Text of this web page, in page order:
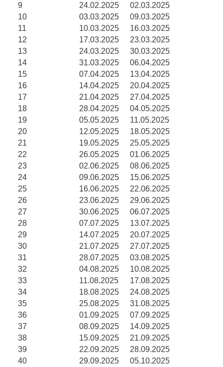
9
24.02.2025
02.03.2025
10
03.03.2025
09.03.2025
11
10.03.2025
16.03.2025
12
17.03.2025
23.03.2025
13
24.03.2025
30.03.2025
14
31.03.2025
06.04.2025
15
07.04.2025
13.04.2025
16
14.04.2025
20.04.2025
17
21.04.2025
27.04.2025
18
28.04.2025
04.05.2025
19
05.05.2025
11.05.2025
20
12.05.2025
18.05.2025
21
19.05.2025
25.05.2025
22
26.05.2025
01.06.2025
23
02.06.2025
08.06.2025
24
09.06.2025
15.06.2025
25
16.06.2025
22.06.2025
26
23.06.2025
29.06.2025
27
30.06.2025
06.07.2025
28
07.07.2025
13.07.2025
29
14.07.2025
20.07.2025
30
21.07.2025
27.07.2025
31
28.07.2025
03.08.2025
32
04.08.2025
10.08.2025
33
11.08.2025
17.08.2025
34
18.08.2025
24.08.2025
35
25.08.2025
31.08.2025
36
01.09.2025
07.09.2025
37
08.09.2025
14.09.2025
38
15.09.2025
21.09.2025
39
22.09.2025
28.09.2025
40
29.09.2025
05.10.2025